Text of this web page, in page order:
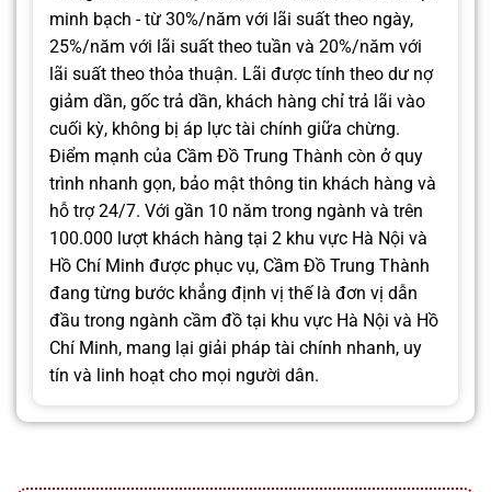
minh bạch - từ 30%/năm với lãi suất theo ngày,
25%/năm với lãi suất theo tuần và 20%/năm với
lãi suất theo thỏa thuận. Lãi được tính theo dư nợ
giảm dần, gốc trả dần, khách hàng chỉ trả lãi vào
cuối kỳ, không bị áp lực tài chính giữa chừng.
Điểm mạnh của Cầm Đồ Trung Thành còn ở quy
trình nhanh gọn, bảo mật thông tin khách hàng và
hỗ trợ 24/7. Với gần 10 năm trong ngành và trên
100.000 lượt khách hàng tại 2 khu vực Hà Nội và
Hồ Chí Minh được phục vụ, Cầm Đồ Trung Thành
đang từng bước khẳng định vị thế là đơn vị dẫn
đầu trong ngành cầm đồ tại khu vực Hà Nội và Hồ
Chí Minh, mang lại giải pháp tài chính nhanh, uy
tín và linh hoạt cho mọi người dân.